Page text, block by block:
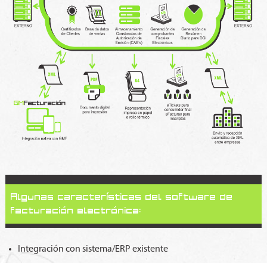
Algunas características del software de
facturación electrónica:
Integración con sistema/ERP existente